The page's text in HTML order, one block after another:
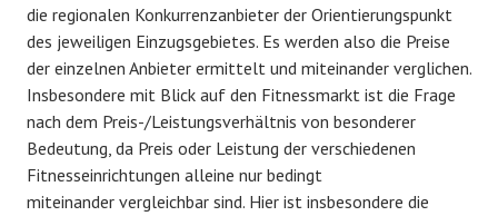
die regionalen Konkurrenzanbieter der Orientierungspunkt
des jeweiligen Einzugsgebietes. Es werden also die Preise
der einzelnen Anbieter ermittelt und miteinander verglichen.
Insbesondere mit Blick auf den Fitnessmarkt ist die Frage
nach dem Preis-/Leistungsverhältnis von besonderer
Bedeutung, da Preis oder Leistung der verschiedenen
Fitnesseinrichtungen alleine nur bedingt
miteinander vergleichbar sind. Hier ist insbesondere die